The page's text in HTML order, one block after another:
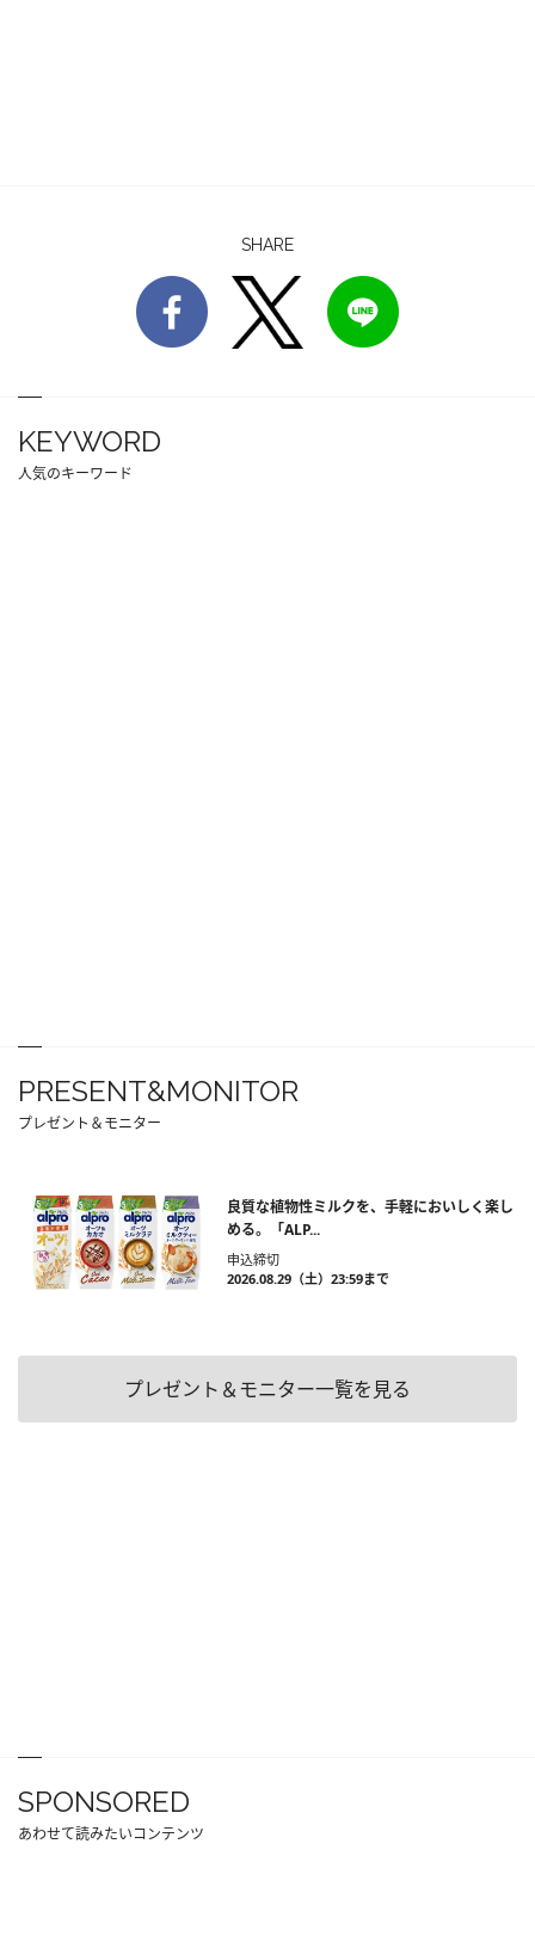
SHARE
KEYWORD
人気のキーワード
PRESENT&MONITOR
プレゼント＆モニター
良質な植物性ミルクを、手軽においしく楽し
める。「ALP...
申込締切
2026.08.29（土）23:59まで
プレゼント＆モニター一覧を見る
SPONSORED
あわせて読みたいコンテンツ